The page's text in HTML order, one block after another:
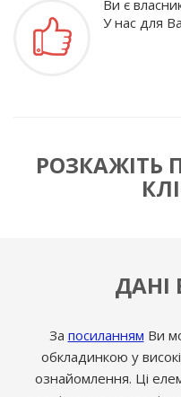
Ви є
У нас для
РОЗКАЖІТЬ
ДАНІ
За посиланням Ви
обкладинкою у
ознайомлення. Ці